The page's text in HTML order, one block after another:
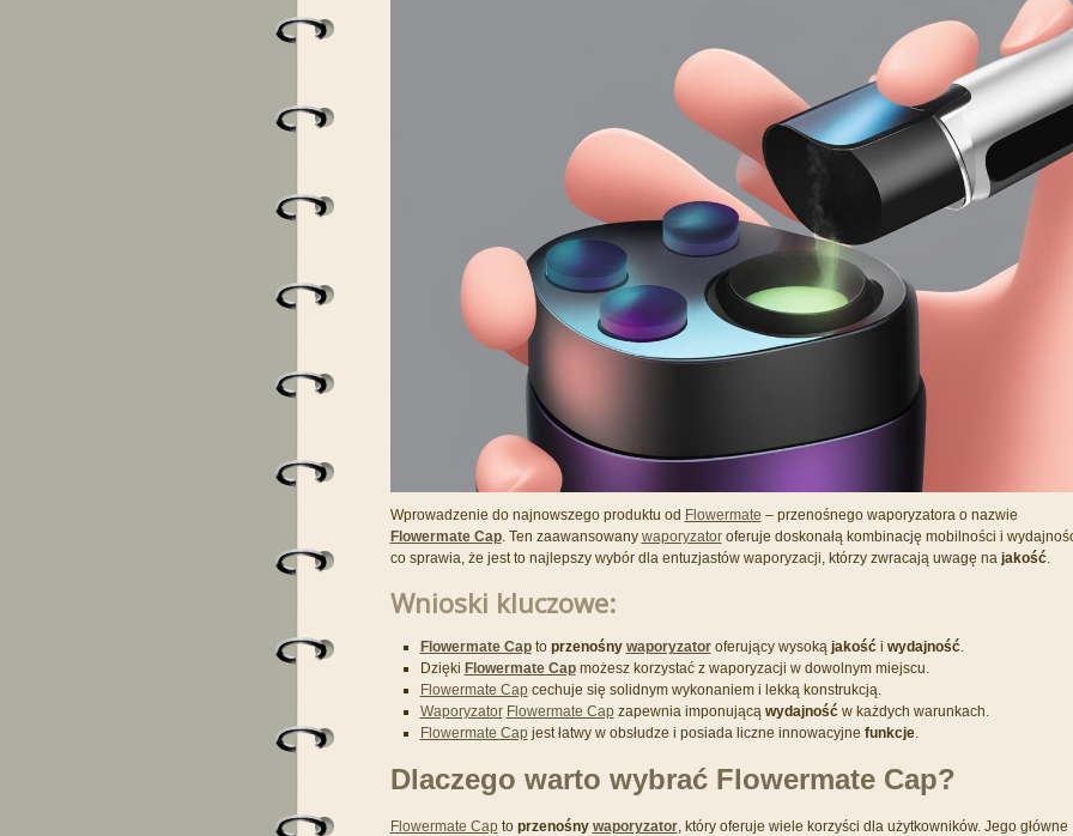
Wprowadzenie do najnowszego produktu od Flowermate – przenośnego waporyzatora o nazwie
Flowermate Cap. Ten zaawansowany waporyzatoroferuje doskonałą kombinację mobilności i
co sprawia, że jest to najlepszy wybór dla entuzjastów waporyzacji, którzy zwracają uwagę na jakość.
Wnioski kluczowe:
Flowermate Capto przenośny waporyzatoroferujący wysoką jakośći wydajność.
Dzięki Flowermate Capmożesz korzystać z waporyzacji w dowolnym miejscu.
Flowermate Capcechuje się solidnym wykonaniem i lekką konstrukcją.
Waporyzator Flowermate Capzapewnia imponującą wydajnośćw każdych warunkach.
Flowermate Capjest łatwy w obsłudze i posiada liczne innowacyjne funkcje.
Dlaczego warto wybrać Flowermate Cap?
Flowermate Capto przenośny waporyzator, który oferuje wiele korzyści dla użytkowników. Jego główne